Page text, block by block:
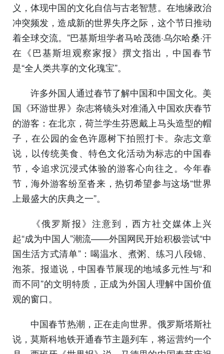
义，体现中国的文化自信与古老智慧。在地缘政治
冲突频发，造成新的世界失序之际，这个节日推动
着全球交流。”巴基斯坦学者马哈茂德·乌尔哈桑·汗
在《巴基斯坦观察家报》撰文指出，中国春节
是“全人类共享的文化瑰宝”。
许多外国人通过春节了解中国和中国文化。美
国《环游世界》杂志将镜头对准涌入中国欢庆春节
的游客：在北京，荷兰学生芬恩戴上马头造型的帽
子，在公园的金色许愿树下拍照打卡。杂志文章
说，以传统美食、特色文化活动为标志的中国春
节，令追求沉浸式体验的游客心向往之。今年春
节，海外游客纷至沓来，热切希望参与这场“世界
上最盛大的庆典之一”。
《俄罗斯报》注意到，西方社交媒体上兴
起“成为中国人”潮流——外国网民开始积极尝试“中
国生活方式清单”：喝温水、煮粥、练习八段锦、
泡茶。报道说，中国春节展现的地域多元性与“和
而不同”的文明特质，正成为外国人理解中国价值
观的窗口。
中国春节热潮，正在走向世界。俄罗斯塔斯社
说，莫斯科地铁开通春节主题列车，将运营约一个